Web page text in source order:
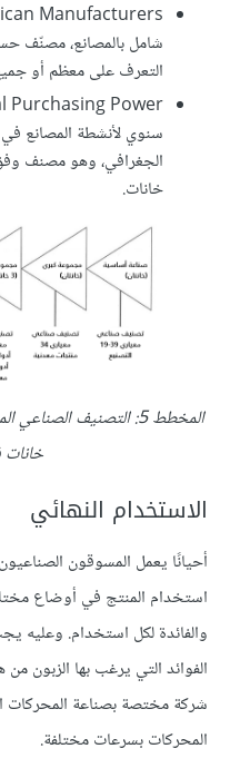
شامل بالمصانع، مصنّف
التعرف على معظم أو
سنوي لأنشطة المصانع في
الجغرافي، وهو مصنف
خانات.
الاستخدام النهائي
أحيانًا يعمل المسوقون
استخدام المنتج في أوضاع
والفائدة لكل استخدام. وعليه
الفوائد التي يرغب بها الزبون
شركة مختصة بصناعة المحركات
المحركات بسرعات مختلفة.